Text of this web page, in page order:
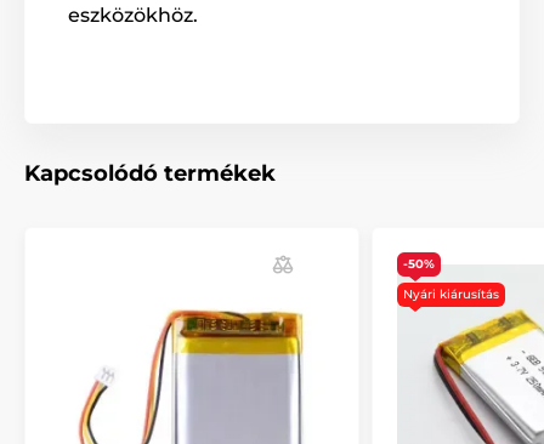
eszközökhöz.
Kapcsolódó termékek
-50%
Nyári kiárusítás